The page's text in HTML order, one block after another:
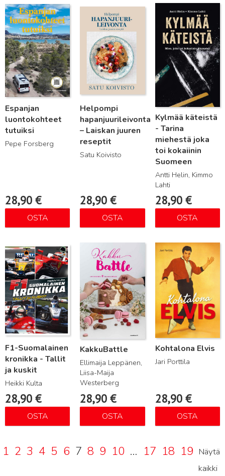
Espanjan
luontokohteet
tutuiksi
Pepe Forsberg
28,90 €
OSTA
Lue lisää
Helpompi
hapanjuurileivonta
– Laiskan juuren
reseptit
Satu Koivisto
28,90€
OSTA
Lue lisää
Kylmää käteistä
- Tarina
miehestä joka
toi kokaiinin
Suomeen
Antti Helin, Kimmo
Lahti
28,90 €
OSTA
Lue lisää
F1-Suomalainen
kronikka - Tallit
ja kuskit
Heikki Kulta
28,90 €
OSTA
Lue lisää
KakkuBattle
Ellimaija Leppänen,
Liisa-Maija
Westerberg
28,90€
OSTA
Lue lisää
Kohtalona Elvis
Jari Porttila
28,90 €
OSTA
Lue lisää
1 2 3 4 5 6 7 8 9 10 … 17 18 19 Näytä
kaikki